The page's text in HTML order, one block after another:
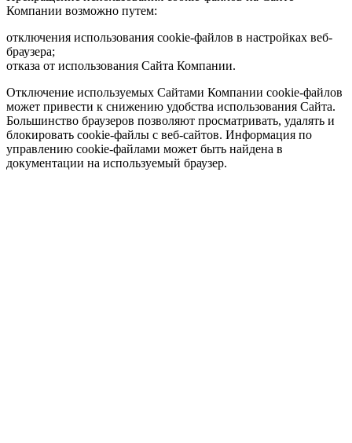
Компании возможно путем:
отключения использования cookie-файлов в настройках веб-
браузера;
отказа от использования Сайта Компании.
Отключение используемых Сайтами Компании cookie-файлов
может привести к снижению удобства использования Сайта.
Большинство браузеров позволяют просматривать, удалять и
блокировать cookie-файлы c веб-сайтов. Информация по
управлению cookie-файлами может быть найдена в
документации на используемый браузер.